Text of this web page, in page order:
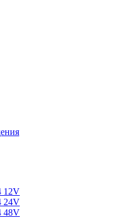
12V
24V
48V